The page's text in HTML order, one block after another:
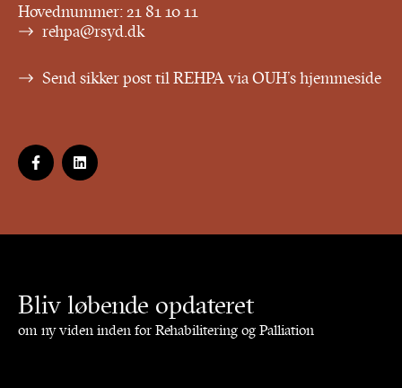
Hovednummer:21 81 10 11
rehpa@rsyd.dk
Send sikker post til REHPA via OUH’s hjemmeside
Bliv løbende opdateret
om ny viden inden for Rehabilitering og Palliation